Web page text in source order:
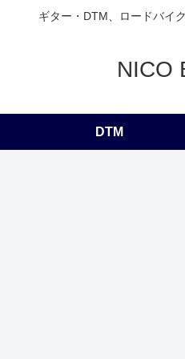
ギター・DTM、ロードバイ
NICO
DTM